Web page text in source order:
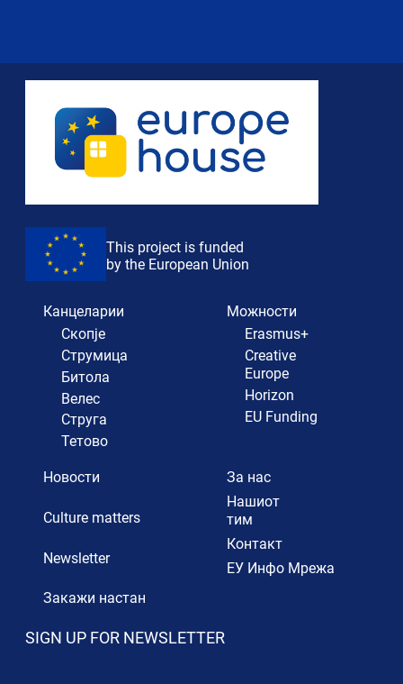
This project is funded
by the European Union
Канцеларии
Скопје
Струмица
Битола
Велес
Струга
Тетово
Можности
Erasmus+
Creative
Europe
Horizon
EU Funding
Новости
Culture matters
Newsletter
Закажи настан
За нас
Нашиот
тим
Контакт
ЕУ Инфо Мрежа
SIGN UP FOR NEWSLETTER